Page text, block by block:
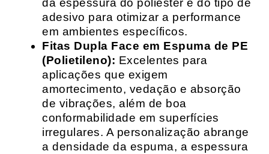
da espessura do poliéster e do tipo de
adesivo para otimizar a performance
em ambientes específicos.
Fitas Dupla Face em Espuma de PE
(Polietileno): Excelentes para
aplicações que exigem
amortecimento, vedação e absorção
de vibrações, além de boa
conformabilidade em superfícies
irregulares. A personalização abrange
a densidade da espuma, a espessura